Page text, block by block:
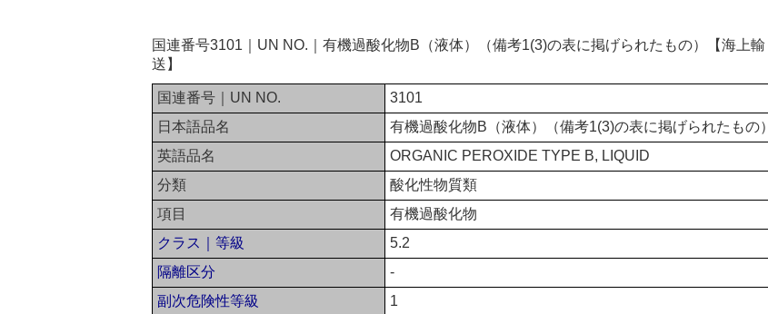
国連番号3101｜UN NO.｜有機過酸化物B（液体）（備考1(3)の表に掲げられたもの）【海上輸
送】
国連番号｜UN NO.
3101
日本語品名
有機過酸化物B（液体）（備考1(3)の表に掲げられたもの）
英語品名
ORGANIC PEROXIDE TYPE B, LIQUID
分類
酸化性物質類
項目
有機過酸化物
クラス｜等級
5.2
隔離区分
-
副次危険性等級
1